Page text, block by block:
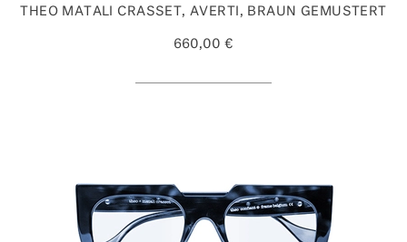
THEO MATALI CRASSET, AVERTI, BRAUN GEMUSTERT
660,00 €